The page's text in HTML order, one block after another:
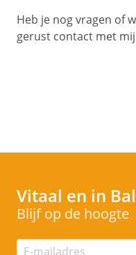
Heb je nog vragen of
gerust contact met
Vitaal en in
Blijf op de hoogte